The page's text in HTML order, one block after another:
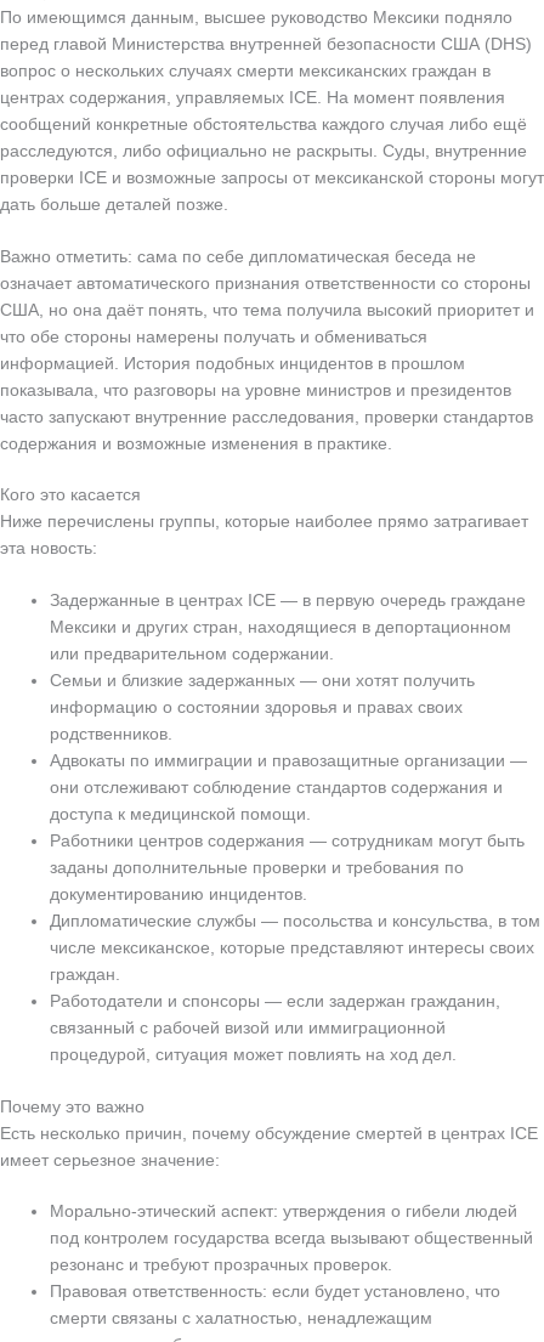
По имеющимся данным, высшее руководство Мексики подняло
перед главой Министерства внутренней безопасности США (DHS)
вопрос о нескольких случаях смерти мексиканских граждан в
центрах содержания, управляемых ICE. На момент появления
сообщений конкретные обстоятельства каждого случая либо ещё
расследуются, либо официально не раскрыты. Суды, внутренние
проверки ICE и возможные запросы от мексиканской стороны могут
дать больше деталей позже.
Важно отметить: сама по себе дипломатическая беседа не
означает автоматического признания ответственности со стороны
США, но она даёт понять, что тема получила высокий приоритет и
что обе стороны намерены получать и обмениваться
информацией. История подобных инцидентов в прошлом
показывала, что разговоры на уровне министров и президентов
часто запускают внутренние расследования, проверки стандартов
содержания и возможные изменения в практике.
Кого это касается
Ниже перечислены группы, которые наиболее прямо затрагивает
эта новость:
Задержанные в центрах ICE — в первую очередь граждане
Мексики и других стран, находящиеся в депортационном
или предварительном содержании.
Семьи и близкие задержанных — они хотят получить
информацию о состоянии здоровья и правах своих
родственников.
Адвокаты по иммиграции и правозащитные организации —
они отслеживают соблюдение стандартов содержания и
доступа к медицинской помощи.
Работники центров содержания — сотрудникам могут быть
заданы дополнительные проверки и требования по
документированию инцидентов.
Дипломатические службы — посольства и консульства, в том
числе мексиканское, которые представляют интересы своих
граждан.
Работодатели и спонсоры — если задержан гражданин,
связанный с рабочей визой или иммиграционной
процедурой, ситуация может повлиять на ход дел.
Почему это важно
Есть несколько причин, почему обсуждение смертей в центрах ICE
имеет серьезное значение:
Морально-этический аспект: утверждения о гибели людей
под контролем государства всегда вызывают общественный
резонанс и требуют прозрачных проверок.
Правовая ответственность: если будет установлено, что
смерти связаны с халатностью, ненадлежащим